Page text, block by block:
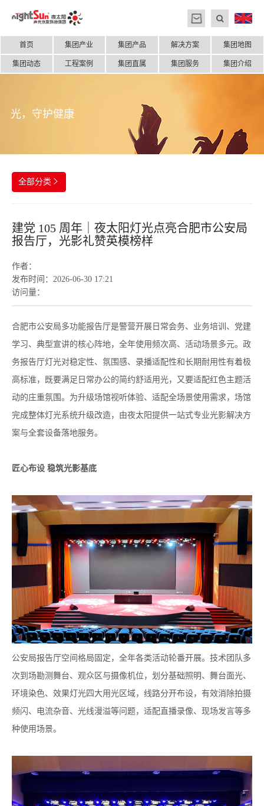
首页 集团产业 集团产品 解决方案 集团地图
集团动态 工程案例 集团直属 集团服务 集团介绍
光，守护健康
全部分类 
建党 105 周年｜夜太阳灯光点亮合肥市公安局
报告厅，光影礼赞英模榜样
作者：
发布时间： 2026-06-30 17:21
访问量：
合肥市公安局多功能报告厅是警营开展日常会务、业务培训、党建
学习、典型宣讲的核心阵地，全年使用频次高、活动场景多元。政
务报告厅灯光对稳定性、氛围感、录播适配性和长期耐用性有着极
高标准，既要满足日常办公的简约舒适用光，又要适配红色主题活
动的庄重氛围。为升级场馆视听体验、适配全场景使用需求，场馆
完成整体灯光系统升级改造，由夜太阳提供一站式专业光影解决方
案与全套设备落地服务。
匠心布设 稳筑光影基底
公安局报告厅空间格局固定，全年各类活动轮番开展。技术团队多
次到场勘测舞台、观众区与摄像机位，划分基础照明、舞台面光、
环境染色、效果灯光四大用光区域，线路分开布设，有效消除拍摄
频闪、电流杂音、光线漫溢等问题，适配直播录像、现场发言等多
种使用场景。